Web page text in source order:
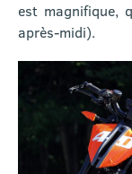
est magnifique,
après-midi).